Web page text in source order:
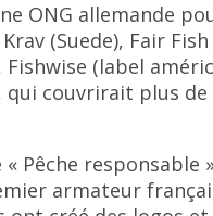
ONG allemande
(Suede), Fair
(label
couvrirait plus
responsable
armateur